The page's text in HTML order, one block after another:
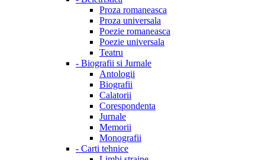
Proza romaneasca
Proza universala
Poezie romaneasca
Poezie universala
Teatru
- Biografii si Jurnale
Antologii
Biografii
Calatorii
Corespondenta
Jurnale
Memorii
Monografii
- Carti tehnice